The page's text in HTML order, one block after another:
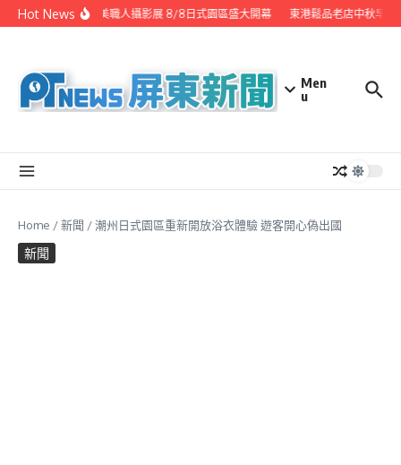
Skip to content
Hot News潮州之美職人攝影展 8/8日式園區盛大開幕 東港鬆品老店中秋早鳥
Men
u
Home /新聞 /潮州日式園區重新開放浴衣體驗 遊客開心偽出國
新聞